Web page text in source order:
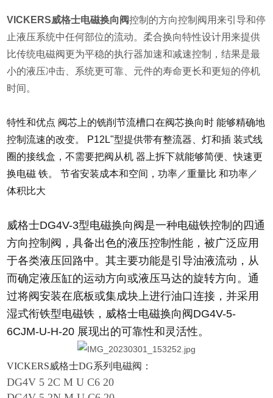
VICKERS威格士电磁换向阀控制的方向控制阀用来引导和停
止液压系统中任何部位的流动。柔合换向特性设计用来提供
比传统电磁阀更为平稳的执行器加速和减速控制，结果是最
小的液压冲击、系统更可靠、元件的寿命更长和更短的停机
时间。
特性和优点 阀芯上的铣削节流槽口在阀芯换向时 能够精确地
控制流速的改变。 P12L"型提供带有整流器、灯和插 装式线
圈的接线盒，不需要把阀从机 器上拆下就能够简便、快速更
换电磁 铁。 节省安装成本和空间，功率／重量比 和功率／
体积比大
威格士DG4V-3型电磁换向阀是一种电磁铁控制的四通
方向控制阀，具备出色的液压控制性能，被广泛应用
于各类液压回路中。其主要功能是引导油液流动，从
而确定液压缸的运动方向或液压马达的旋转方向。通
过将阀安装在底板或集成块上进行油口连接，并采用
湿式衔铁型电磁铁，威格士电磁换向阀DG4V-5-
6CJM-U-H-20 展现出的可靠性和灵活性。
VICKERS威格士DG系列电磁阀：
DG4V 5 2C M U C6 20